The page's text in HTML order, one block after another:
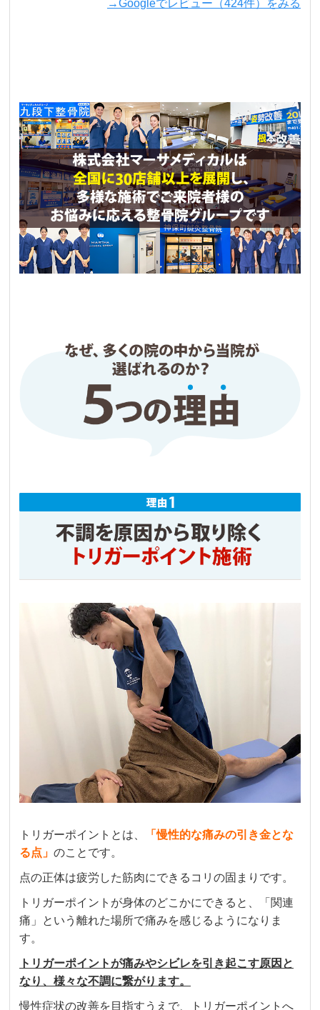
2 か月前
肩こりからくる頭痛の改善のために治療を受け
はじめました。
1回でかなり効果を感じ、通っているうちに頭痛
はかなり軽減されました。
今では猫背矯正と骨盤矯正を受けながら根本治
療をしてもらっています。まだまだ始めたばか
りですが既に効果も見え始めていてかなり期待
できます。
説明も対応もとても丁寧で助かっています。
肘の痛みで通院してますが、施術が終わるとす
ごく楽になるので痛くて苦痛だったバレーボー
ルの練習も楽しくできるようになりました！
練習で痛くなってもここに来れば先生がどうに
かしてくれる！と、安心感があるので頑張れま
先生も優しくてとても良い先生です！
Hiroyuki Haga
3 か月前
ヘルニア一歩手前位、腰痛で動けなかったので
ました。手術も視野にあったのですが、本当に
助かりました。鍼治療も同時にしてもらい、複
合効果でかなり良かったのだと思います。
今後の予防に関してのお話もして下さりありが
たかったです。腰に負荷がかかり辛い筋トレや
有酸素運動など日々のモチベーションにも繋が
심리나
3 か月前
メンテナンスしてもらってます。施術直後から
足が軽くなる様子を毎回実感してます。因みに
仕事終わりに通いやすいです。
スタッフの方も丁寧でたくさんアドバイスして
下さり安心して楽しくやってもらってます。
クチコミをもっと見る
→Googleでレビュー（424件）をみる
トリガーポイントとは、 「慢性的な痛みの引き金とな
る点」のことです。
点の正体は疲労した筋肉にできるコリの固まりです。
トリガーポイントが身体のどこかにできると、「関連
痛」という離れた場所で痛みを感じるようになりま
す。
トリガーポイントが痛みやシビレを引き起こす原因と
なり、様々な不調に繋がります。
慢性症状の改善を目指すうえで、トリガーポイントへ